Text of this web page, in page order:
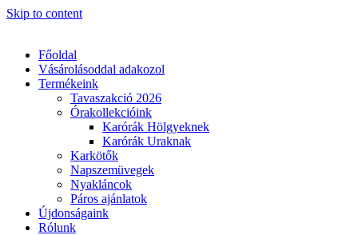
Skip to content
Főoldal
Vásárolásoddal adakozol
Termékeink
Tavaszakció 2026
Órakollekcióink
Karórák Hölgyeknek
Karórák Uraknak
Karkötők
Napszemüvegek
Nyakláncok
Páros ajánlatok
Újdonságaink
Rólunk